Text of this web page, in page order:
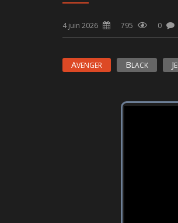
4 juin 2026 795 0
AVENGER BLACK